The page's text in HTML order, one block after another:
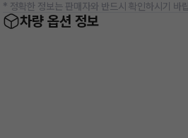
* 정확한 정보는 판매자와 반드시 확인하시기 바
차량 옵션 정보